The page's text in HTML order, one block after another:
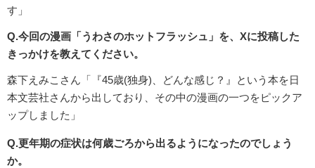
す」
Q.今回の漫画「うわさのホットフラッシュ」を、Xに投稿した
きっかけを教えてください。
森下えみこさん「『45歳(独身)、どんな感じ？』という本を日
本文芸社さんから出しており、その中の漫画の一つをピックア
ップしました」
Q.更年期の症状は何歳ごろから出るようになったのでしょう
か。